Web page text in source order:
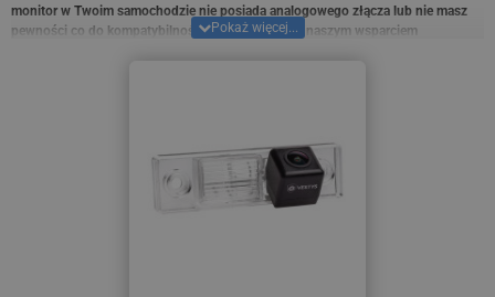
monitor w Twoim samochodzie nie posiada analogowego złącza lub nie masz
pewności co do kompatybilności, skontaktuj się z naszym wsparciem
w zależności od modelu samochodu.Do kamer cofania możemy zastosować
dodatkowe funkcje, takie jak tryb nocny z doświetleniem 4-LED, doświetlenie IR-
LED lub dynamiczne linie parkingowe, które obracają się w zależności od ruchu
samochodu. Nie znalazłeś odpowiedniej kamery do swojego auta?